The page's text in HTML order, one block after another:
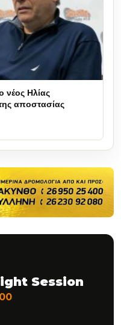
νέος Ηλίας
της αποστασίας
Session